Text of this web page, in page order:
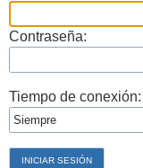
Contraseña:
Tiempo de conexión: